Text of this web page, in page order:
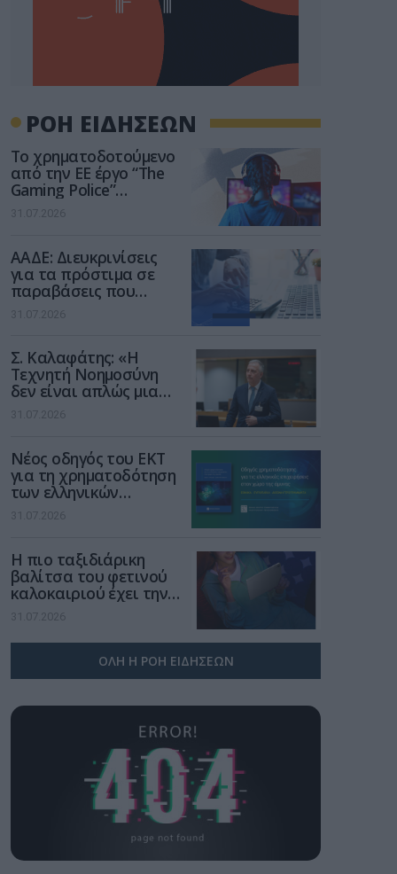
ΡΟΗ ΕΙΔΗΣΕΩΝ
Το χρηματοδοτούμενο
από την ΕΕ έργο “The
Gaming Police”
ενισχύει την ασφάλεια
των παιδιών στο
31.07.2026
ΑΑΔΕ: Διευκρινίσεις
για τα πρόστιμα σε
παραβάσεις που
αφορούν τους ΦΗΜ
31.07.2026
Σ. Καλαφάτης: «Η
Τεχνητή Νοημοσύνη
δεν είναι απλώς μια
νέα τεχνολογία, είναι
μια νέα βιομηχανική
31.07.2026
Νέος οδηγός του ΕΚΤ
για τη χρηματοδότηση
των ελληνικών
επιχειρήσεων στον
χώρο της άμυνας
31.07.2026
Η πιο ταξιδιάρικη
βαλίτσα του φετινού
καλοκαιριού έχει την
υπογραφή της Xiaomi
31.07.2026
ΟΛΗ Η ΡΟΗ ΕΙΔΗΣΕΩΝ